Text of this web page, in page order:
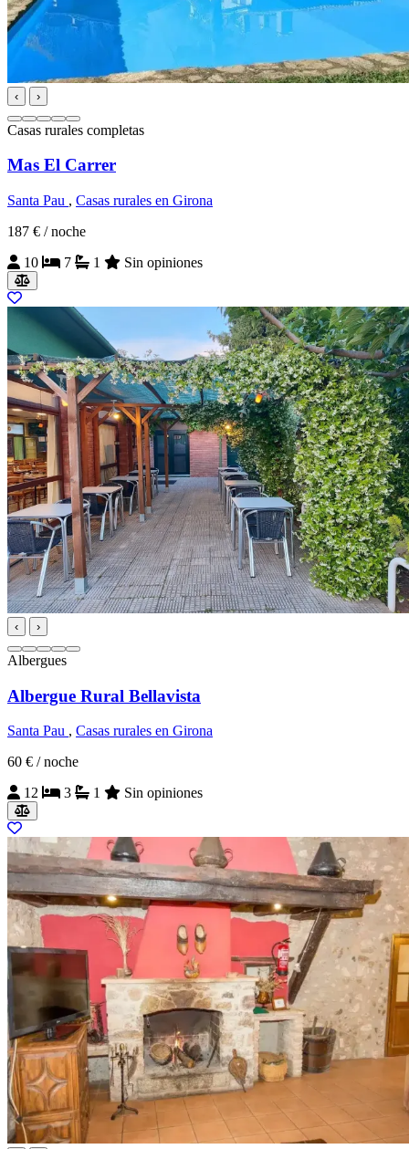
‹ ›
Casas rurales completas
Mas El Carrer
Santa Pau , Casas rurales en Girona
187 € / noche
10
7 1 Sin opiniones
‹ ›
Albergues
Albergue Rural Bellavista
Santa Pau , Casas rurales en Girona
60 € / noche
12
3 1 Sin opiniones